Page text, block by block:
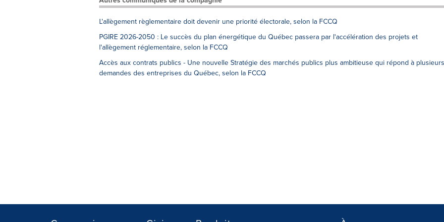
L'allègement règlementaire doit devenir une priorité électorale, selon la FCCQ
PGIRE 2026-2050 : Le succès du plan énergétique du Québec passera par l'accélération des projets et
l'allègement réglementaire, selon la FCCQ
Accès aux contrats publics - Une nouvelle Stratégie des marchés publics plus ambitieuse qui répond à plusieurs
demandes des entreprises du Québec, selon la FCCQ